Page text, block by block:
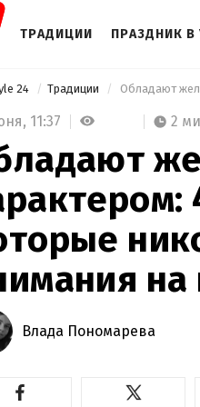
ТРАДИЦИИ ПРАЗДНИК В
24 Традиции
11:37 2
на
Влада Пономарева